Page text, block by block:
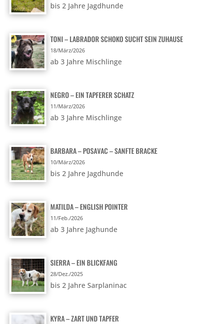
bis 2 Jahre Jagdhunde
TONI – LABRADOR SCHOKO SUCHT SEIN ZUHAUSE
18/März/2026
ab 3 Jahre Mischlinge
NEGRO – EIN TAPFERER SCHATZ
11/März/2026
ab 3 Jahre Mischlinge
BARBARA – POSAVAC – SANFTE BRACKE
10/März/2026
bis 2 Jahre Jagdhunde
MATILDA – ENGLISH POINTER
11/Feb./2026
ab 3 Jahre Jaghunde
SIERRA – EIN BLICKFANG
28/Dez./2025
bis 2 Jahre Sarplaninac
KYRA – ZART UND TAPFER